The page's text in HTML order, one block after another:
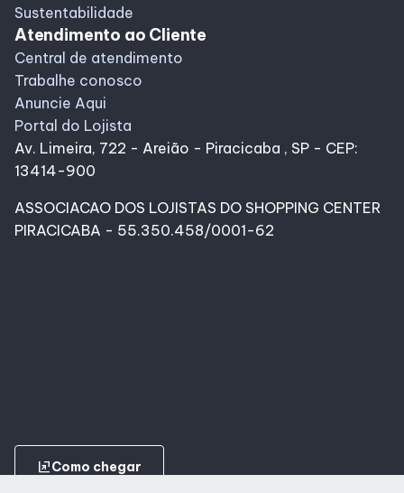
Sustentabilidade
Atendimento ao Cliente
Central de atendimento
Trabalhe conosco
Anuncie Aqui
Portal do Lojista
Av. Limeira, 722 - Areião - Piracicaba , SP - CEP:
13414-900
ASSOCIACAO DOS LOJISTAS DO SHOPPING CENTER
PIRACICABA - 55.350.458/0001-62
ungroupComo chegar